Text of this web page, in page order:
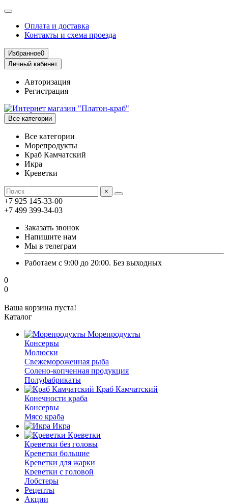
Оплата и доставка
Контакты и схема проезда
Избранное0
Личный кабинет
Авторизация
Регистрация
Все категории
Все категории
Морепродукты
Краб Камчатский
Икра
Креветки
×
+7 925 145-33-00
+7 499 399-34-03
Заказать звонок
Напишите нам
Мы в телеграм
Работаем с 9:00 до 20:00. Без выходных
0
0
Ваша корзина пуста!
Каталог
Морепродукты
Консервы
Молюски
Свежемороженная рыба
Солено-копченная продукция
Полуфабрикаты
Краб Камчатский
Конечности краба
Консервы
Мясо краба
Икра
Креветки
Креветки без головы
Креветки большие
Креветки для жарки
Креветки с головой
Лобстеры
Рецепты
Акции